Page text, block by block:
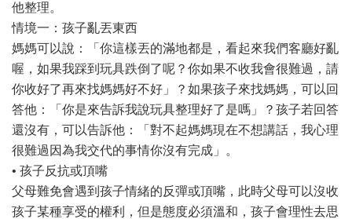
他整理。
情境一：孩子亂丟東西
媽媽可以說：「你這樣丟的滿地都是，看起來我們客廳好亂
喔，如果我踩到玩具跌倒了呢？你如果不收我會很難過，請
你收好了再來找媽媽好不好」？如果孩子來找媽媽，可以回
答他：「你是來告訴我說玩具整理好了是嗎」？孩子若回答
還沒有，可以告訴他：「對不起媽媽現在不想講話，我心理
很難過因為我交代的事情你沒有完成」。
• 孩子反抗或頂嘴
父母難免會遇到孩子情緒的反彈或頂嘴，此時父母可以沒收
孩子某種享受的權利，但是態度必須溫和，孩子會理性去思